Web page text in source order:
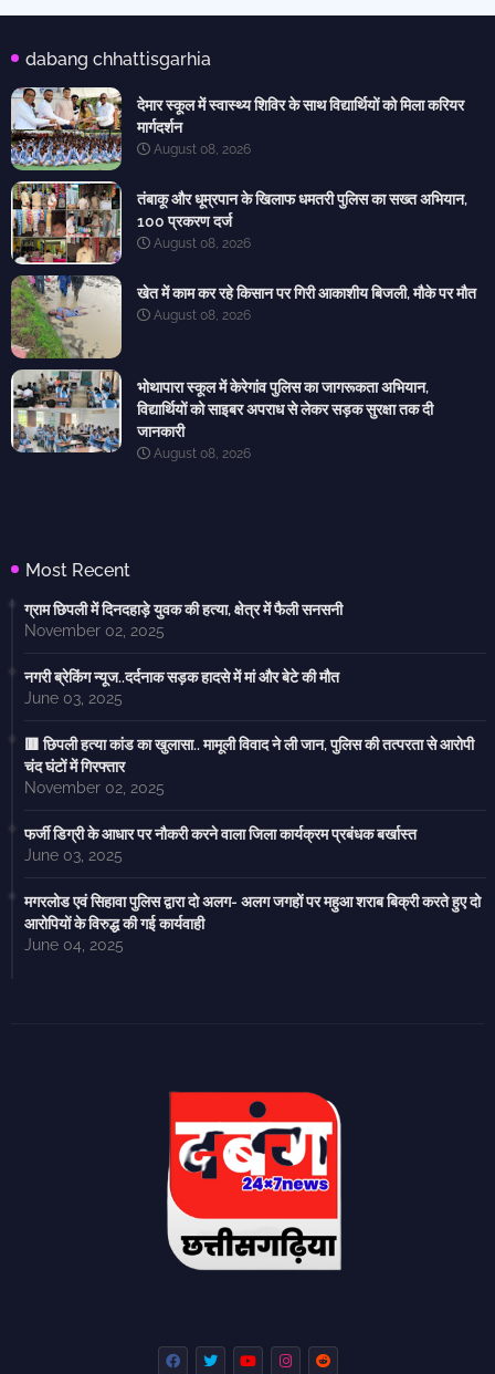
dabang chhattisgarhia
देमार स्कूल में स्वास्थ्य शिविर के साथ विद्यार्थियों को मिला करियर
मार्गदर्शन
August 08, 2026
तंबाकू और धूम्रपान के खिलाफ धमतरी पुलिस का सख्त अभियान,
100 प्रकरण दर्ज
August 08, 2026
खेत में काम कर रहे किसान पर गिरी आकाशीय बिजली, मौके पर मौत
August 08, 2026
भोथापारा स्कूल में केरेगांव पुलिस का जागरूकता अभियान,
विद्यार्थियों को साइबर अपराध से लेकर सड़क सुरक्षा तक दी
जानकारी
August 08, 2026
Most Recent
ग्राम छिपली में दिनदहाड़े युवक की हत्या, क्षेत्र में फैली सनसनी
November 02, 2025
नगरी ब्रेकिंग न्यूज..दर्दनाक सड़क हादसे में मां और बेटे की मौत
June 03, 2025
🟥 छिपली हत्या कांड का खुलासा.. मामूली विवाद ने ली जान, पुलिस की तत्परता से आरोपी
चंद घंटों में गिरफ्तार
November 02, 2025
फर्जी डिग्री के आधार पर नौकरी करने वाला जिला कार्यक्रम प्रबंधक बर्खास्त
June 03, 2025
मगरलोड एवं सिहावा पुलिस द्वारा दो अलग- अलग जगहों पर महुआ शराब बिक्री करते हुए दो
आरोपियों के विरुद्ध की गई कार्यवाही
June 04, 2025